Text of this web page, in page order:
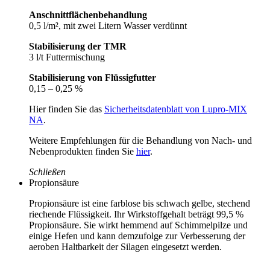
Anschnittflächenbehandlung
0,5 l/m², mit zwei Litern Wasser verdünnt
Stabilisierung der TMR
3 l/t Futtermischung
Stabilisierung von Flüssigfutter
0,15 – 0,25 %
Hier finden Sie das Sicherheitsdatenblatt von Lupro-MIX
NA.
Weitere Empfehlungen für die Behandlung von Nach- und
Nebenprodukten finden Sie hier.
Schließen
Propionsäure
Propionsäure ist eine farblose bis schwach gelbe, stechend
riechende Flüssigkeit. Ihr Wirkstoffgehalt beträgt 99,5 %
Propionsäure. Sie wirkt hemmend auf Schimmelpilze und
einige Hefen und kann demzufolge zur Verbesserung der
aeroben Haltbarkeit der Silagen eingesetzt werden.